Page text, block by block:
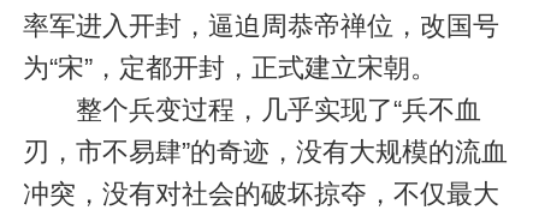
率军进入开封，逼迫周恭帝禅位，改国号
为“宋”，定都开封，正式建立宋朝。
整个兵变过程，几乎实现了“兵不血
刃，市不易肆”的奇迹，没有大规模的流血
冲突，没有对社会的破坏掠夺，不仅最大